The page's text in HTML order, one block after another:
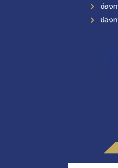
ช่องท
ช่องท